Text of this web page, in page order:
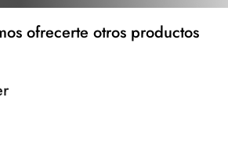
ofrecerte otros productos